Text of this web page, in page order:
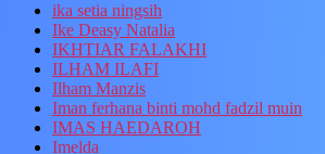
ika setia ningsih
Ike Deasy Natalia
IKHTIAR FALAKHI
ILHAM ILAFI
Ilham Manzis
Iman ferhana binti mohd fadzil muin
IMAS HAEDAROH
Imelda